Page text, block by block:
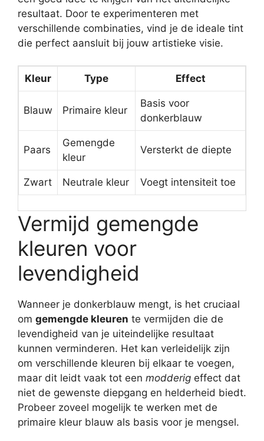
resultaat. Door te experimenteren met
verschillende combinaties, vind je de ideale tint
die perfect aansluit bij jouw artistieke visie.
Kleur Type Effect
Blauw Primaire kleur
Basis voor
donkerblauw
Paars
Gemengde
kleur
Versterkt de diepte
Zwart Neutrale kleur Voegt intensiteit toe
Vermijd gemengde
kleuren voor
levendigheid
Wanneer je donkerblauw mengt, is het cruciaal
om gemengde kleuren te vermijden die de
levendigheid van je uiteindelijke resultaat
kunnen verminderen. Het kan verleidelijk zijn
om verschillende kleuren bij elkaar te voegen,
maar dit leidt vaak tot een modderig effect dat
niet de gewenste diepgang en helderheid biedt.
Probeer zoveel mogelijk te werken met de
primaire kleur blauw als basis voor je mengsel.